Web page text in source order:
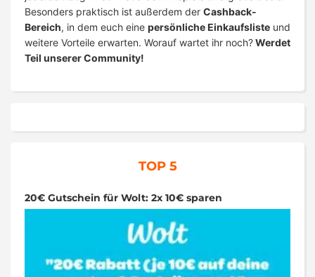
Besonders praktisch ist außerdem der Cashback-
Bereich, in dem euch eine persönliche Einkaufsliste und
weitere Vorteile erwarten. Worauf wartet ihr noch?Werdet
Teil unserer Community!
TOP 5
20€ Gutschein für Wolt: 2x 10€ sparen